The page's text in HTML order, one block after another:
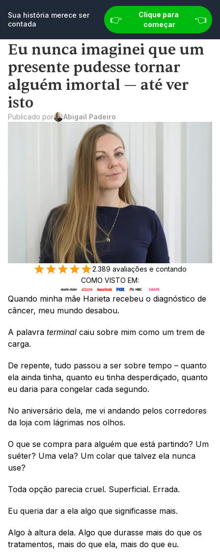
Sua história merece ser contada 👉 Comece agora 👈
Sua história merece ser
contada
👉
Clique para
começar
👈
Eu nunca imaginei que um
presente pudesse tornar
alguém imortal — até ver
isto
Publicado por Abigail Padeiro
2.389 avaliações e contando
COMO VISTO EM:
Quando minha mãe Harieta recebeu o diagnóstico de
câncer, meu mundo desabou.
A palavra terminal caiu sobre mim como um trem de
carga.
De repente, tudo passou a ser sobre tempo – quanto
ela ainda tinha, quanto eu tinha desperdiçado, quanto
eu daria para congelar cada segundo.
No aniversário dela, me vi andando pelos corredores
da loja com lágrimas nos olhos.
O que se compra para alguém que está partindo? Um
suéter? Uma vela? Um colar que talvez ela nunca
use?
Toda opção parecia cruel. Superficial. Errada.
Eu queria dar a ela algo que significasse mais.
Algo à altura dela. Algo que durasse mais do que os
tratamentos, mais do que ela, mais do que eu.